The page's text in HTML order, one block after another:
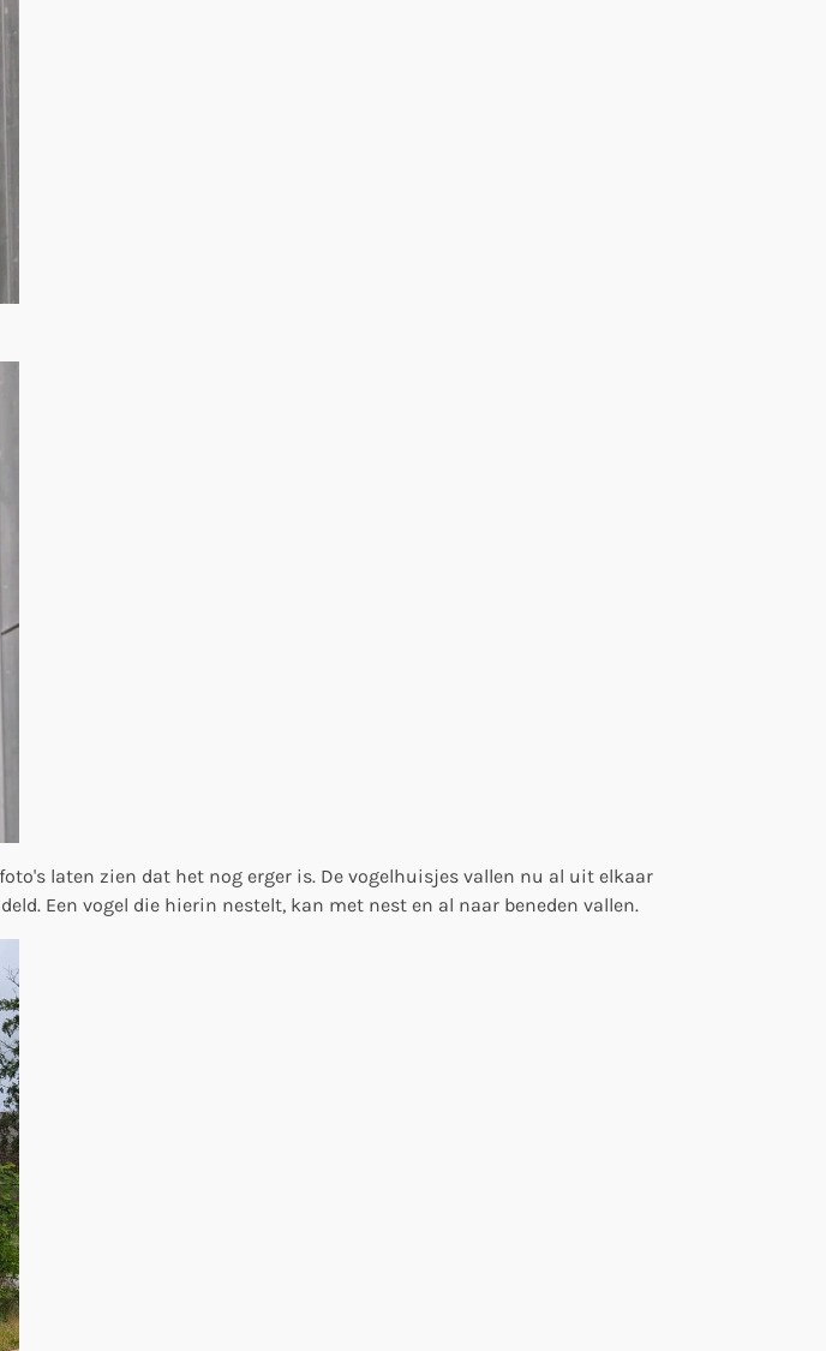
laten zien dat het nog erger is. De vogelhuisjes vallen nu al uit elkaar
Een vogel die hierin nestelt, kan met nest en al naar beneden vallen.